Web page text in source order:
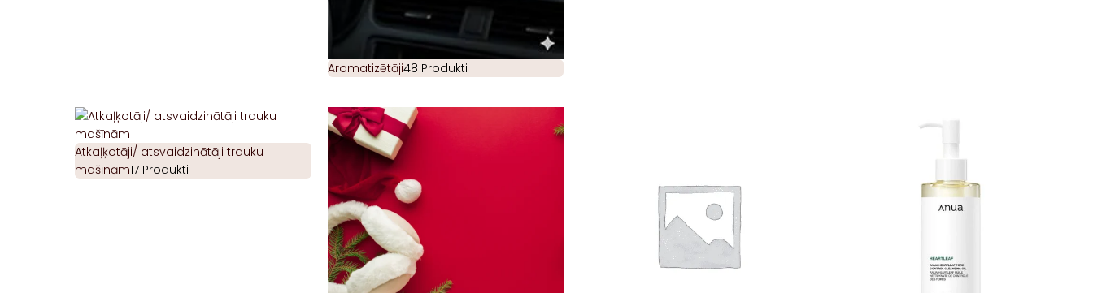
Aromatizētāji48 Produkti
Atkaļķotāji/ atsvaidzinātāji trauku
mašīnām17 Produkti